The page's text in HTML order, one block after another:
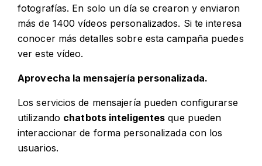
fotografías. En solo un día se crearon y enviaron
más de 1400 vídeos personalizados. Si te interesa
conocer más detalles sobre esta campaña puedes
ver este vídeo.
Aprovecha la mensajería personalizada.
Los servicios de mensajería pueden configurarse
utilizando chatbots inteligentes que pueden
interaccionar de forma personalizada con los
usuarios.